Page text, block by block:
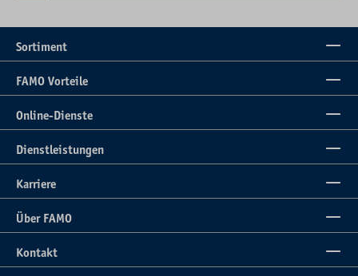
Sortiment
FAMO Vorteile
Online-Dienste
Dienstleistungen
Karriere
Über FAMO
Kontakt